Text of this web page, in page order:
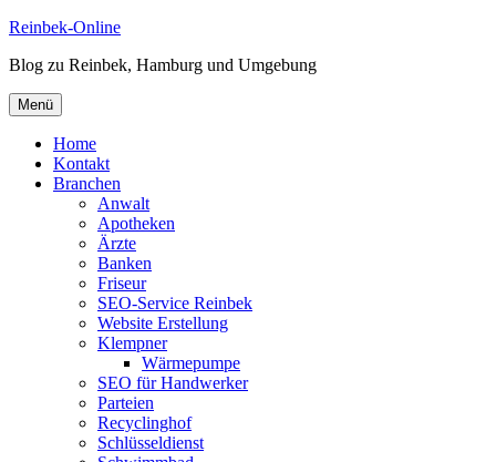
Zum
springen
Reinbek-Online
Blog zu Reinbek, Hamburg und Umgebung
Menü
Home
Kontakt
Branchen
Anwalt
Apotheken
Ärzte
Banken
Friseur
SEO-Service Reinbek
Website Erstellung
Klempner
Wärmepumpe
SEO für Handwerker
Parteien
Recyclinghof
Schlüsseldienst